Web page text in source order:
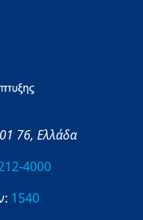
76, Ελλάδα
4000
1540